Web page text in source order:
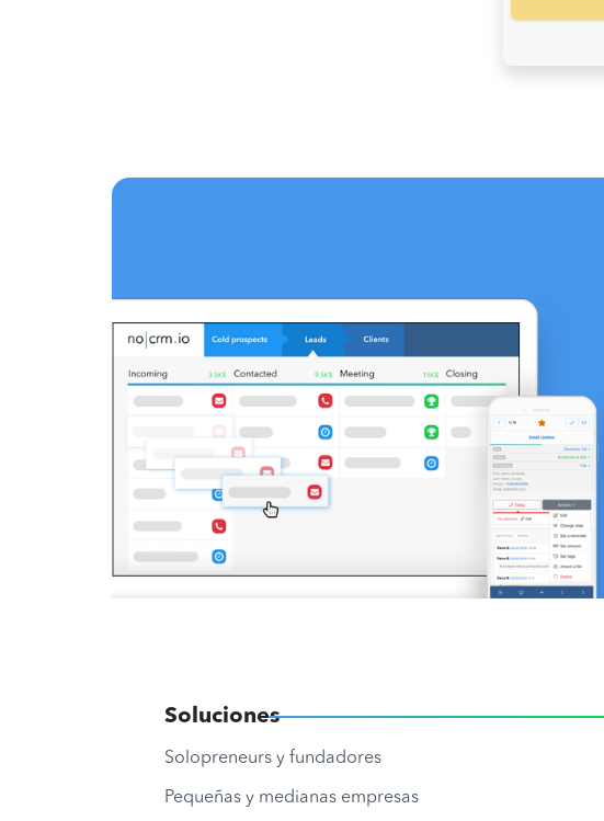
Soluciones
Solopreneurs y fundadores
Pequeñas y medianas empresas